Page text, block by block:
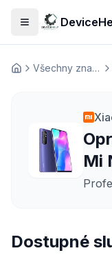
Otevřít menu
Домашня Všechny značky
Mi
Dostupné